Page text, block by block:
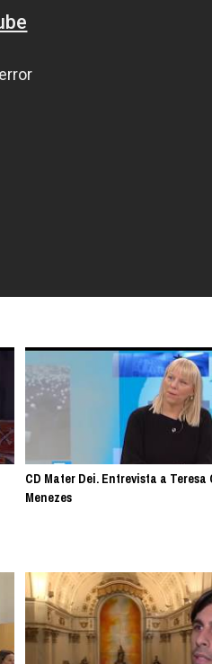
CD Mater Dei. Entrevista a Teresa
Menezes